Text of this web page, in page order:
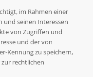
im Rahmen einer
und seinen Interessen
von Zugriffen und
und der von
Kennung zu speichern,
rechtlichen